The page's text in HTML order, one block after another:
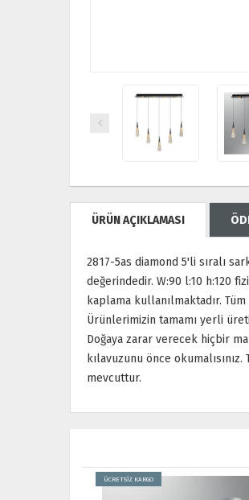
ÜRÜN AÇIKLAMASI
2817-5as diamond 5'li sıralı
değerindedir. W:90 l:10 h:120
kaplama kullanılmaktadır.
Ürünlerimizin tamamı yerli
Doğaya zarar verecek hiçbir
kılavuzunu önce
mevcuttur.